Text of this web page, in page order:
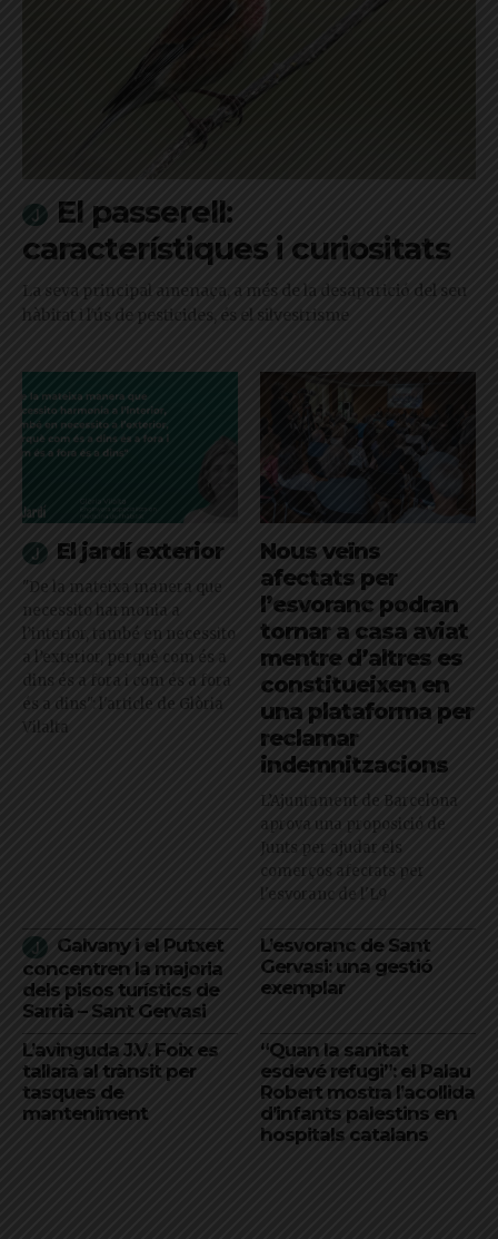
El passerell:
característiques i curiositats
La seva principal amenaça, a més de la desaparició del seu
hàbitat i l'ús de pesticides, és el silvestrisme
El jardí exterior
"De la mateixa manera que
necessito harmonia a
l’interior, també en necessito
a l’exterior, perquè com és a
dins és a fora i com és a fora
és a dins": l'article de Glòria
Vilalta
Nous veïns
afectats per
l’esvoranc podran
tornar a casa aviat
mentre d’altres es
constitueixen en
una plataforma per
reclamar
indemnitzacions
L’Ajuntament de Barcelona
aprova una proposició de
Junts per ajudar els
comerços afectats per
l'esvoranc de l'L9
Galvany i el Putxet
concentren la majoria
dels pisos turístics de
Sarrià – Sant Gervasi
L’esvoranc de Sant
Gervasi: una gestió
exemplar
L’avinguda J.V. Foix es
tallarà al trànsit per
tasques de
manteniment
“Quan la sanitat
esdevé refugi”: el Palau
Robert mostra l’acollida
d’infants palestins en
hospitals catalans